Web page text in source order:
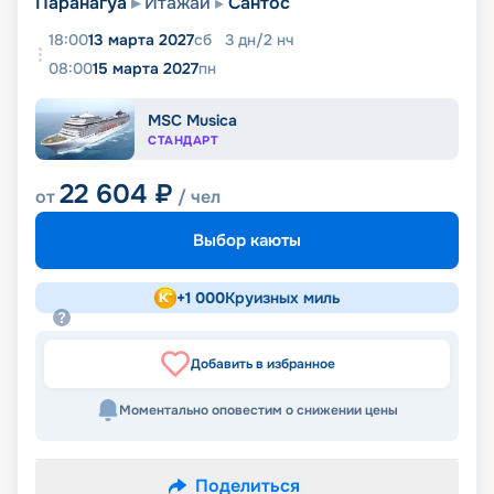
18:0013 марта 2027сб 3 дн/2 нч
08:0015 марта 2027пн
MSC Musica
СТАНДАРТ
от22 604 ₽ / чел
Выбор каюты
+1 000Круизных миль
Добавить в избранное
Моментально оповестим о снижении цены
Поделиться